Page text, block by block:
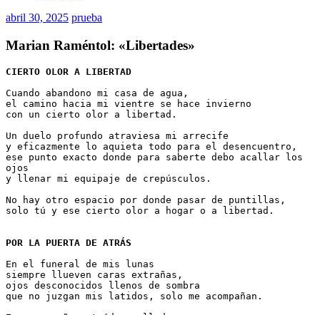
abril 30, 2025 prueba
Marian Raméntol: «Libertades»
CIERTO OLOR A LIBERTAD
Cuando abandono mi casa de agua,
el camino hacia mi vientre se hace invierno
con un cierto olor a libertad.
Un duelo profundo atraviesa mi arrecife
y eficazmente lo aquieta todo para el desencuentro,
ese punto exacto donde para saberte debo acallar los
ojos
y llenar mi equipaje de crepúsculos.
No hay otro espacio por donde pasar de puntillas,
solo tú y ese cierto olor a hogar o a libertad.
POR LA PUERTA DE ATRÁS
En el funeral de mis lunas
siempre llueven caras extrañas,
ojos desconocidos llenos de sombra
que no juzgan mis latidos, solo me acompañan.